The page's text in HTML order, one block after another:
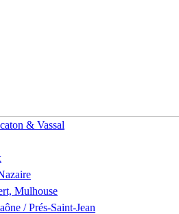
& Vassal
Mulhouse
/ Prés-Saint-Jean